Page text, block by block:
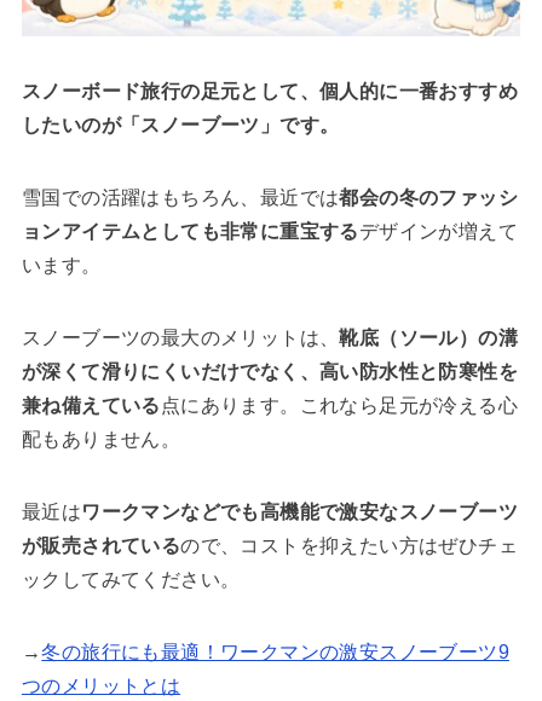
スノーボード旅行の足元として、個人的に一番おすすめ
したいのが「スノーブーツ」です。
雪国での活躍はもちろん、最近では都会の冬のファッシ
ョンアイテムとしても非常に重宝するデザインが増えて
います。
スノーブーツの最大のメリットは、靴底（ソール）の溝
が深くて滑りにくいだけでなく、高い防水性と防寒性を
兼ね備えている 点にあります。これなら足元が冷える心
配もありません。
最近はワークマンなどでも高機能で激安なスノーブーツ
が販売されているので、コストを抑えたい方はぜひチェ
ックしてみてください。
→冬の旅行にも最適！ワークマンの激安スノーブーツ9
つのメリットとは